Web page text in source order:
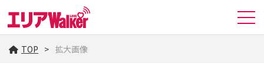
TOP 拡大画像